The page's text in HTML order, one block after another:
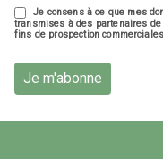
Je consens à ce que mes
transmises à des partenaires de
fins de prospection
Je m'abonne